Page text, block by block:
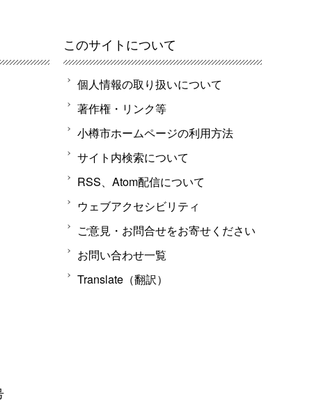
このサイトについて
個人情報の取り扱いについて
著作権・リンク等
小樽市ホームページの利用方法
サイト内検索について
RSS、Atom配信について
ウェブアクセシビリティ
ご意見・お問合せをお寄せください
お問い合わせ一覧
Translate（翻訳）